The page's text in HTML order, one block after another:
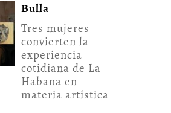
Bulla
Tres mujeres
convierten la
experiencia
cotidiana de La
Habana en
materia artística